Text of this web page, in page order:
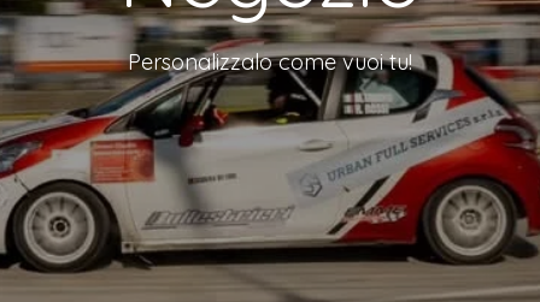
Personalizzalo come vuoi tu!